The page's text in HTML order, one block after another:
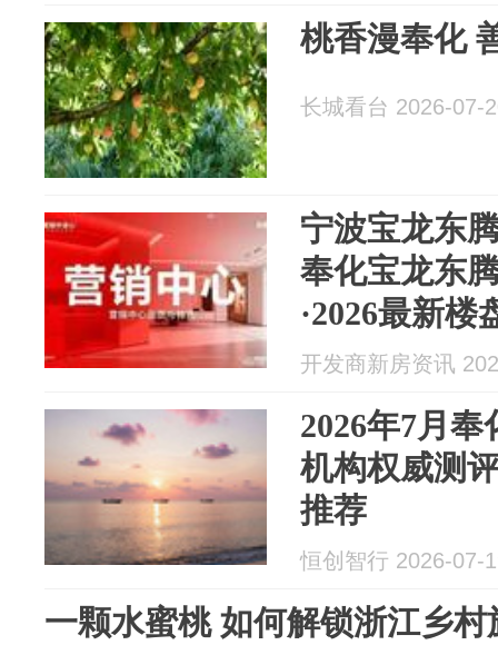
桃香漫奉化
长城看台 2026-07-
宁波宝龙东
奉化宝龙东
·2026最新楼
宝龙东腾璟
开发商新房资讯
2026年7月
机构权威测
推荐
恒创智行 2026-07-
一颗水蜜桃 如何解锁浙江乡